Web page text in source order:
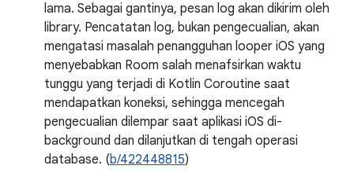
lama. Sebagai gantinya, pesan log akan dikirim oleh
library. Pencatatan log, bukan pengecualian, akan
mengatasi masalah penangguhan looper iOS yang
menyebabkan Room salah menafsirkan waktu
tunggu yang terjadi di Kotlin Coroutine saat
mendapatkan koneksi, sehingga mencegah
pengecualian dilempar saat aplikasi iOS di-
background dan dilanjutkan di tengah operasi
database. (b/422448815)